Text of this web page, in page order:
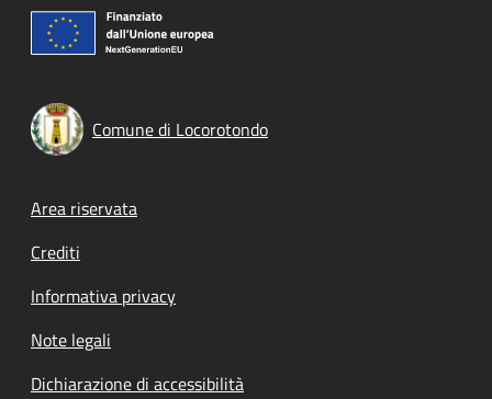
Comune di Locorotondo
Footer menu
Area riservata
Crediti
Informativa privacy
Note legali
Dichiarazione di accessibilità